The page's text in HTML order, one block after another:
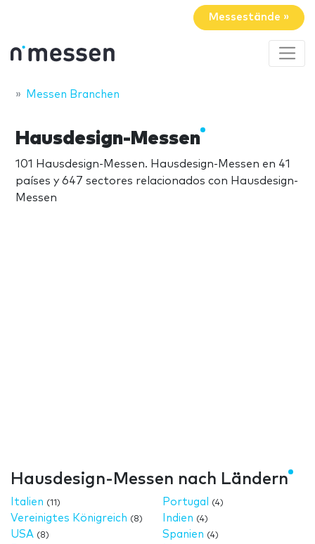
Messestände »
Messen Branchen
Hausdesign-Messen
101 Hausdesign-Messen. Hausdesign-Messen en 41
países y 647 sectores relacionados con Hausdesign-
Messen
Hausdesign-Messen nach Ländern
Italien (11)
Vereinigtes Königreich (8)
USA (8)
Portugal (4)
Indien (4)
Spanien (4)